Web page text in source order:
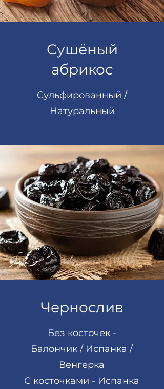
Сушёный
абрикос
Cульфированный /
Натуральный
Чернослив
Без косточек -
Балончик / Испанка /
Венгерка
С косточками - Испанка